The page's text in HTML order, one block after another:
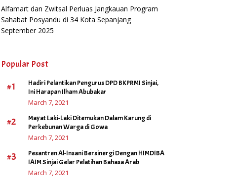
Alfamart dan Zwitsal Perluas Jangkauan Program
Sahabat Posyandu di 34 Kota Sepanjang
September 2025
Popular Post
#1
Hadiri Pelantikan Pengurus DPD BKPRMI Sinjai,
Ini Harapan Ilham Abubakar
March 7, 2021
#2
Mayat Laki-Laki Ditemukan Dalam Karung di
Perkebunan Warga di Gowa
March 7, 2021
#3
Pesantren Al-Insani Bersinergi Dengan HIMDIBA
IAIM Sinjai Gelar Pelatihan Bahasa Arab
March 7, 2021